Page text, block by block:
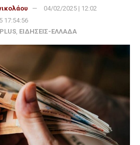
04/02/2025 | 12:02
17:54:56
, ΕΙΔΗΣΕΙΣ-ΕΛΛΑΔΑ